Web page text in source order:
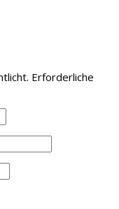
Erforderliche